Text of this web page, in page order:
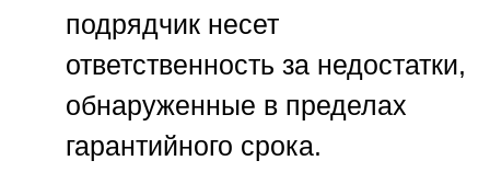
подрядчик несет
ответственность за недостатки,
обнаруженные в пределах
гарантийного срока.